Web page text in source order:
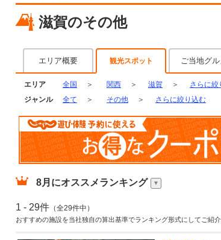
滋賀のその他
エリア概要 観光スポット ご当地グル
エリア 全国 ＞ 関西 ＞ 滋賀 ＞
さらに絞
ジャンル
全て ＞ その他 ＞ さらに絞り込む
8月 にオススメランキング
1 - 29件 （全29件中）
おすすめの施設を当社独自の算出基準でランキング形式にしてご紹介